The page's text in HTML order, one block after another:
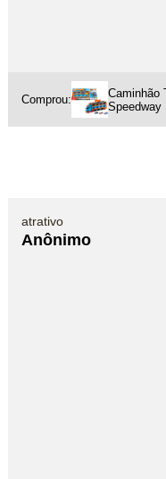
Comprou:
Caminhão
Speedway
atrativo
Anônimo